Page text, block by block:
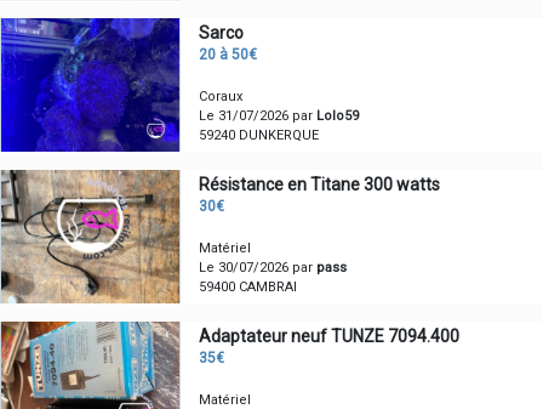
Sarco
20 à 50€
Coraux
Le 31/07/2026 par Lolo59
59240 DUNKERQUE
Résistance en Titane 300 watts
30€
Matériel
Le 30/07/2026 par pass
59400 CAMBRAI
Adaptateur neuf TUNZE 7094.400
35€
Matériel